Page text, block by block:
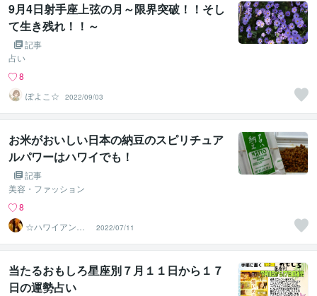
9月4日射手座上弦の月～限界突破！！そし
て生き残れ！！～
記事
占い
8
ぽよこ☆
2022/09/03
お米がおいしい日本の納豆のスピリチュア
ルパワーはハワイでも！
記事
美容・ファッション
8
☆ハワイアンス
ピリチュル☆～
ハナイノウエ
2022/07/11
当たるおもしろ星座別７月１１日から１７
日の運勢占い